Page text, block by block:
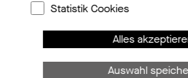
Statistik Cookies
Alles
Auswahl